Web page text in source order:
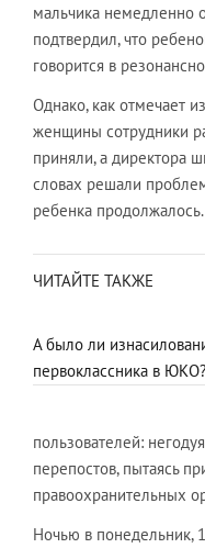
мальчика немедленно
подтвердил, что
говорится в
Однако, как отмечает
женщины сотрудники
приняли, а директора
словах решали
ребенка продолжалось.
ЧИТАЙТЕ ТАКЖЕ
А было ли
первоклассника в ЮКО?
пользователей:
перепостов, пытаясь
правоохранительных
Ночью в понедельник,